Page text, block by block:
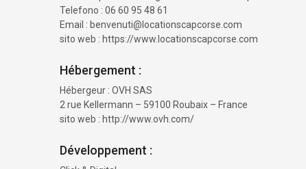
Telefono : 06 60 95 48 61
Email : benvenuti@locationscapcorse.com
sito web : https://www.locationscapcorse.com
Hébergement :
Hébergeur : OVH SAS
2 rue Kellermann – 59100 Roubaix – France
sito web : http://www.ovh.com/
Développement :